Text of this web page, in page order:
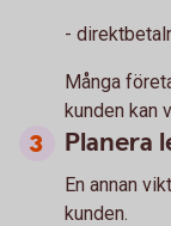
-
Många
kunden kan
Planera
En annan
kunden.